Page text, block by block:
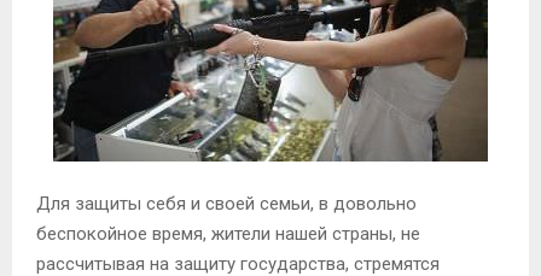
Для защиты себя и своей семьи, в довольно
беспокойное время, жители нашей страны, не
рассчитывая на защиту государства, стремятся